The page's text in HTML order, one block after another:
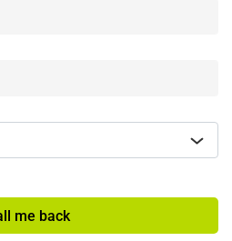
me back